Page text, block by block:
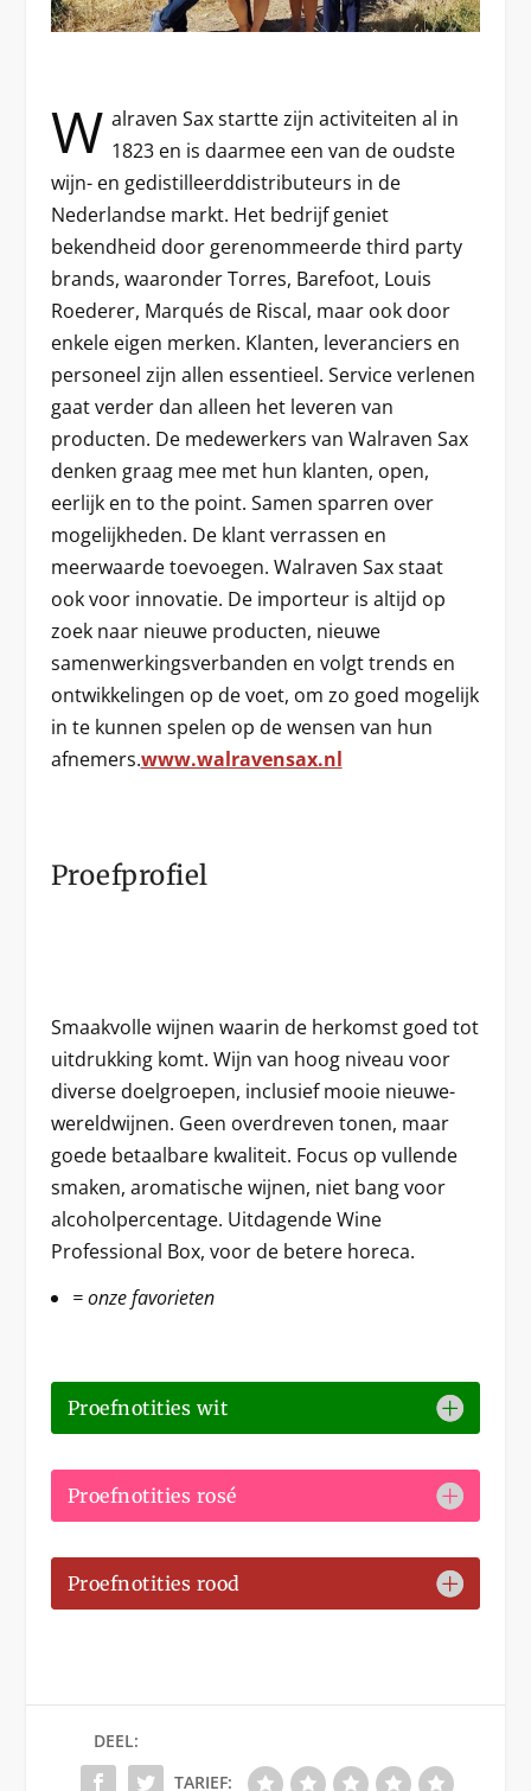
W alraven Sax startte zijn activiteiten al in
1823 en is daarmee een van de oudste
wijn- en gedistilleerddistributeurs in de
Nederlandse markt. Het bedrijf geniet
bekendheid door gerenommeerde third party
brands, waaronder Torres, Barefoot, Louis
Roederer, Marqués de Riscal, maar ook door
enkele eigen merken. Klanten, leveranciers en
personeel zijn allen essentieel. Service verlenen
gaat verder dan alleen het leveren van
producten. De medewerkers van Walraven Sax
denken graag mee met hun klanten, open,
eerlijk en to the point. Samen sparren over
mogelijkheden. De klant verrassen en
meerwaarde toevoegen. Walraven Sax staat
ook voor innovatie. De importeur is altijd op
zoek naar nieuwe producten, nieuwe
samenwerkingsverbanden en volgt trends en
ontwikkelingen op de voet, om zo goed mogelijk
in te kunnen spelen op de wensen van hun
afnemers.www.walravensax.nl
Proefprofiel
Smaakvolle wijnen waarin de herkomst goed tot
uitdrukking komt. Wijn van hoog niveau voor
diverse doelgroepen, inclusief mooie nieuwe-
wereldwijnen. Geen overdreven tonen, maar
goede betaalbare kwaliteit. Focus op vullende
smaken, aromatische wijnen, niet bang voor
alcoholpercentage. Uitdagende Wine
Professional Box, voor de betere horeca.
= onze favorieten
Proefnotities wit
Proefnotities rosé
Proefnotities rood
DEEL:
TARIEF: